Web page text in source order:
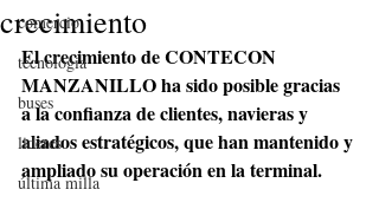
comercio
tecnologia
buses
lideres
última milla
crecimiento
El crecimiento de CONTECON
MANZANILLO ha sido posible gracias
a la confianza de clientes, navieras y
aliados estratégicos, que han mantenido y
ampliado su operación en la terminal.